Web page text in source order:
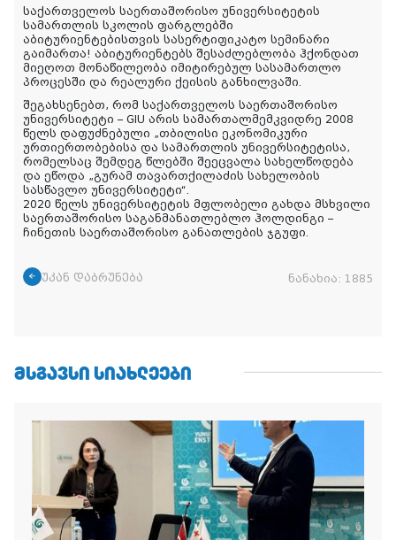
საქართველოს საერთაშორისო უნივერსიტეტის
სამართლის სკოლის ფარგლებში
აბიტურიენტებისთვის სასერტიფიკატო სემინარი
გაიმართა! აბიტურიენტებს შესაძლებლობა ჰქონდათ
მიეღოთ მონაწილეობა იმიტირებულ სასამართლო
პროცესში და რეალური ქეისის განხილვაში.
შეგახსენებთ, რომ საქართველოს საერთაშორისო
უნივერსიტეტი – GIU არის სამართალმემკვიდრე 2008
წელს დაფუძნებული „თბილისი ეკონომიკური
ურთიერთობებისა და სამართლის უნივერსიტეტისა,
რომელსაც შემდეგ წლებში შეეცვალა სახელწოდება
და ეწოდა „გურამ თავართქილაძის სახელობის
სასწავლო უნივერსიტეტი“.
2020 წელს უნივერსიტეტის მფლობელი გახდა მსხვილი
საერთაშორისო საგანმანათლებლო ჰოლდინგი –
ჩინეთის საერთაშორისო განათლების ჯგუფი.
უკან დაბრუნება ნანახია: 1885
ᲛᲡᲒᲐᲕᲡᲘ ᲡᲘᲐᲮᲚᲔᲔᲑᲘ